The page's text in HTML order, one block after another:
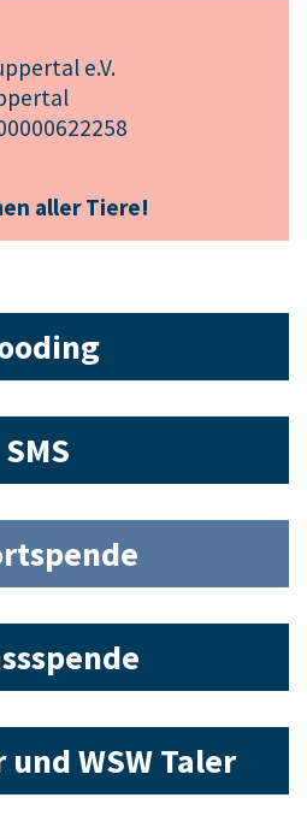
e.V.
aller Tiere!
SMS
WSW Taler